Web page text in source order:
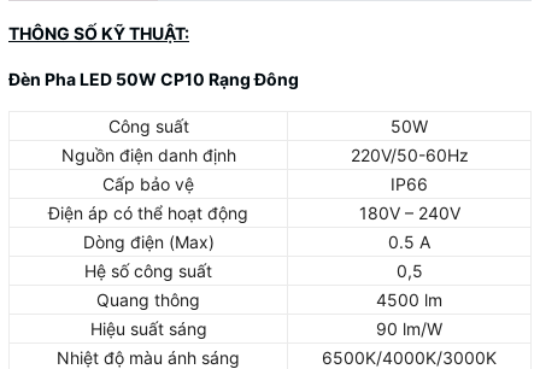
THÔNG SỐ KỸ THUẬT:
Đèn Pha LED 50W CP10 Rạng Đông
Công suất
50W
Nguồn điện danh định
220V/50-60Hz
Cấp bảo vệ
IP66
Điện áp có thể hoạt động
180V – 240V
Dòng điện (Max)
0.5 A
Hệ số công suất
0,5
Quang thông
4500 lm
Hiệu suất sáng
90 lm/W
Nhiệt độ màu ánh sáng
6500K/4000K/3000K